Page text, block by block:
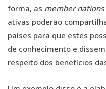
forma, as member nations
ativas poderão
países para que estes
de conhecimento e
respeito dos benefícios